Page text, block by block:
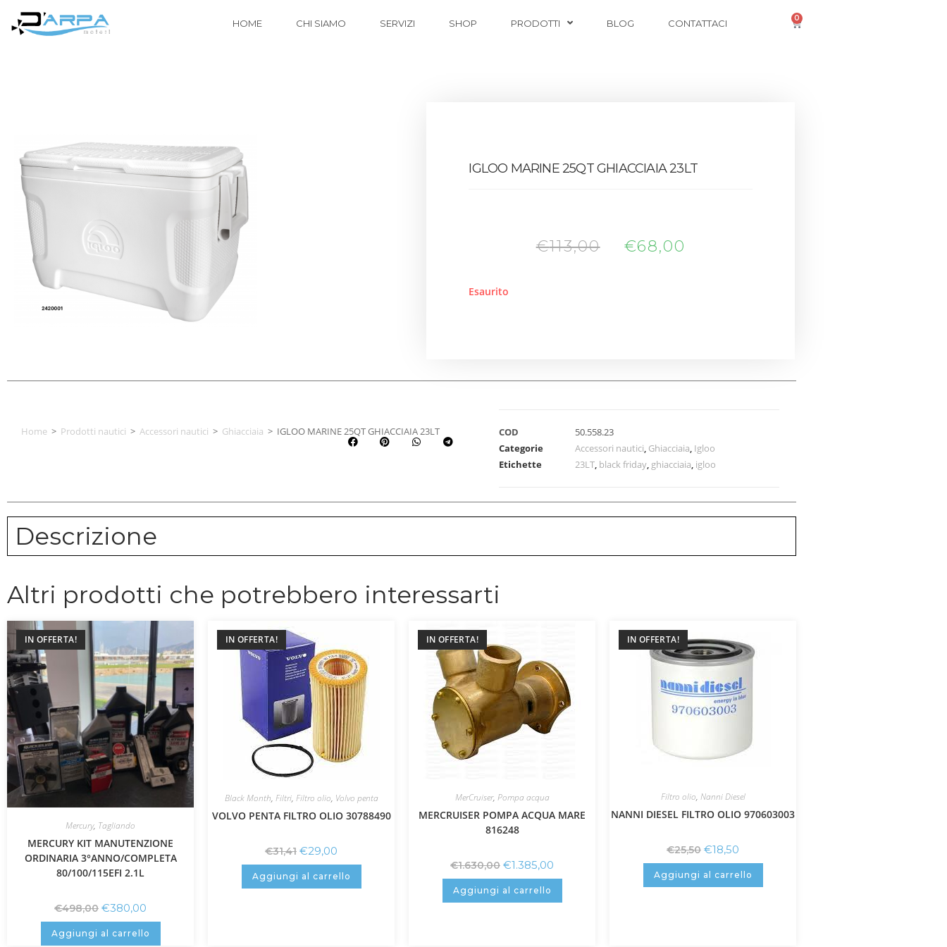
HOME CHI SIAMO SERVIZI SHOP PRODOTTI BLOG CONTATTACI 0
IGLOO MARINE 25QT GHIACCIAIA 23LT
€113,00 €68,00
Esaurito
Home > Prodotti nautici > Accessori nautici > Ghiacciaia > IGLOO MARINE 25QT GHIACCIAIA 23LT COD
50.558.23
Categorie
Accessori nautici, Ghiacciaia, Igloo
Etichette
23LT, black friday, ghiacciaia, igloo
Descrizione
Altri prodotti che potrebbero interessarti
IN OFFERTA!
Mercury, Tagliando
MERCURY KIT MANUTENZIONE
ORDINARIA 3°ANNO/COMPLETA
80/100/115EFI 2.1L
€498,00 €380,00
Aggiungi al carrello
IN OFFERTA!
Black Month, Filtri, Filtro olio, Volvo penta
VOLVO PENTA FILTRO OLIO 30788490
€31,41 €29,00
Aggiungi al carrello
IN OFFERTA!
MerCruiser, Pompa acqua
MERCRUISER POMPA ACQUA MARE
816248
€1.630,00 €1.385,00
Aggiungi al carrello
IN OFFERTA!
Filtro olio, Nanni Diesel
NANNI DIESEL FILTRO OLIO 970603003
€25,50 €18,50
Aggiungi al carrello